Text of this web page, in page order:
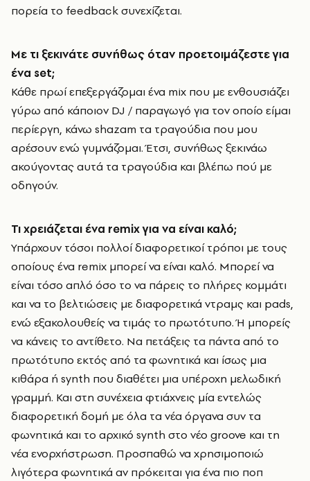
πορεία το feedback συνεχίζεται.
Με τι ξεκινάτε συνήθως όταν προετοιμάζεστε για
ένα set;
Κάθε πρωί επεξεργάζομαι ένα mix που με ενθουσιάζει
γύρω από κάποιον DJ / παραγωγό για τον οποίο είμαι
περίεργη, κάνω shazam τα τραγούδια που μου
αρέσουν ενώ γυμνάζομαι. Έτσι, συνήθως ξεκινάω
ακούγοντας αυτά τα τραγούδια και βλέπω πού με
οδηγούν.
Τι χρειάζεται ένα remixγια να είναι καλό;
Υπάρχουν τόσοι πολλοί διαφορετικοί τρόποι με τους
οποίους ένα remix μπορεί να είναι καλό. Μπορεί να
είναι τόσο απλό όσο το να πάρεις το πλήρες κομμάτι
και να το βελτιώσεις με διαφορετικά ντραμς και pads,
ενώ εξακολουθείς να τιμάς το πρωτότυπο. Ή μπορείς
να κάνεις το αντίθετο. Να πετάξεις τα πάντα από το
πρωτότυπο εκτός από τα φωνητικά και ίσως μια
κιθάρα ή synth που διαθέτει μια υπέροχη μελωδική
γραμμή. Και στη συνέχεια φτιάχνεις μία εντελώς
διαφορετική δομή με όλα τα νέα όργανα συν τα
φωνητικά και το αρχικό synth στο νέο groove και τη
νέα ενορχήστρωση. Προσπαθώ να χρησιμοποιώ
λιγότερα φωνητικά αν πρόκειται για ένα πιο ποπ